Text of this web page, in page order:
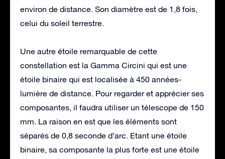
environ de distance. Son diamètre est de 1,8 fois,
celui du soleil terrestre.
Une autre étoile remarquable de cette
constellation est la Gamma Circini qui est une
étoile binaire qui est localisée à 450 années-
lumière de distance. Pour regarder et apprécier ses
composantes, il faudra utiliser un télescope de 150
mm. La raison en est que les éléments sont
séparés de 0,8 seconde d’arc. Etant une étoile
binaire, sa composante la plus forte est une étoile